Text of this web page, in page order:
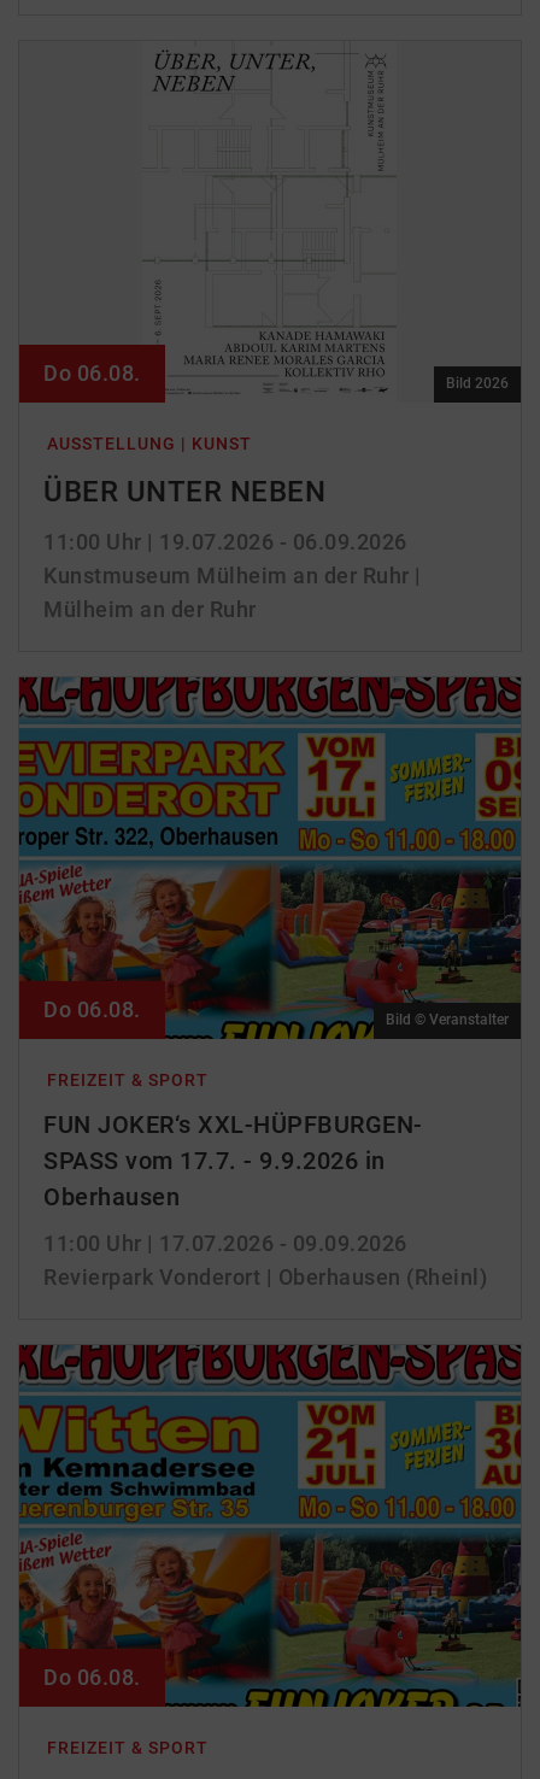
AUSSTELLUNG | KUNST
ÜBER UNTER NEBEN
11:00 Uhr | 19.07.2026 - 06.09.2026
Kunstmuseum Mülheim an der Ruhr |
Mülheim an der Ruhr
Do 06.08. Bild 2026
FREIZEIT & SPORT
FUN JOKER‘s XXL-HÜPFBURGEN-
SPASS vom 17.7. - 9.9.2026 in
Oberhausen
11:00 Uhr | 17.07.2026 - 09.09.2026
Revierpark Vonderort | Oberhausen (Rheinl)
Do 06.08. Bild © Veranstalter
FREIZEIT & SPORT
Do 06.08.